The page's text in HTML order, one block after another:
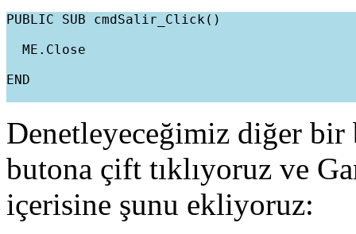
PUBLIC SUB cmdSalir_Click()
  ME.Close
END
Denetleyeceğimiz diğer
butona çift tıklıyoruz ve
içerisine şunu ekliyoruz: